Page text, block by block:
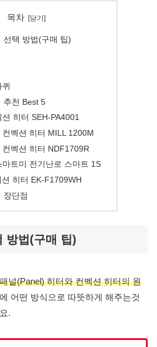
목차
선택 방법(구매 팁)
추천 Best 5
션 히터 SEH-PA4001
벡션 히터 MILL 1200M
컨벡션 히터 NDF1709R
마트미 전기난로 스마트 1S
히터 EK-F1709WH
장단점
방법(구매 팁)
패널(Panel) 히터와 컨벡션 히터의 원
어떤 방식으로 따뜻하게 해주는것
.